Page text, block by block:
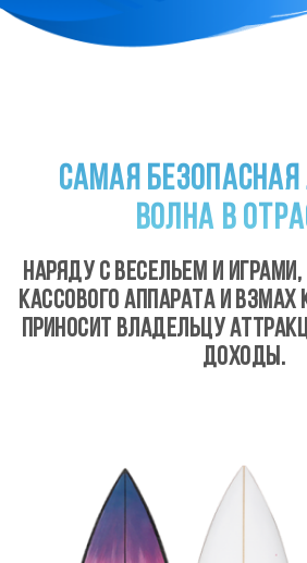
САМАЯ
ВОЛНА В
НАРЯДУ С ВЕСЕЛЬЕМ И
КАССОВОГО АППАРАТА И ВЗМАХ
ПРИНОСИТ ВЛАДЕЛЬЦУ
ДОХОДЫ.